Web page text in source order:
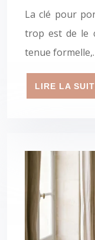
La clé pour
trop est de le
tenue
LIRE LA